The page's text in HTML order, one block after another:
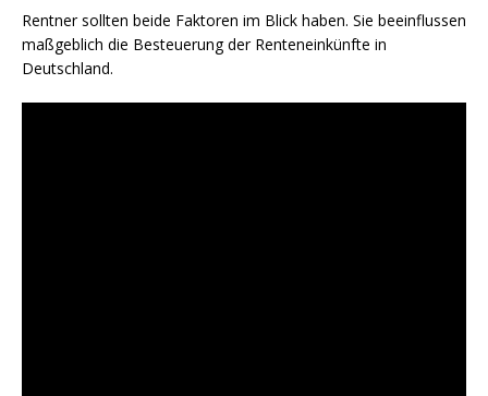
Rentner sollten beide Faktoren im Blick haben. Sie beeinflussen
maßgeblich die Besteuerung der Renteneinkünfte in
Deutschland.